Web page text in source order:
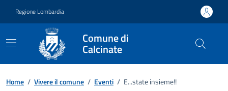
Regione Lombardia
Comune di
Calcinate
Home / Vivere il comune / Eventi / E...state insieme!!